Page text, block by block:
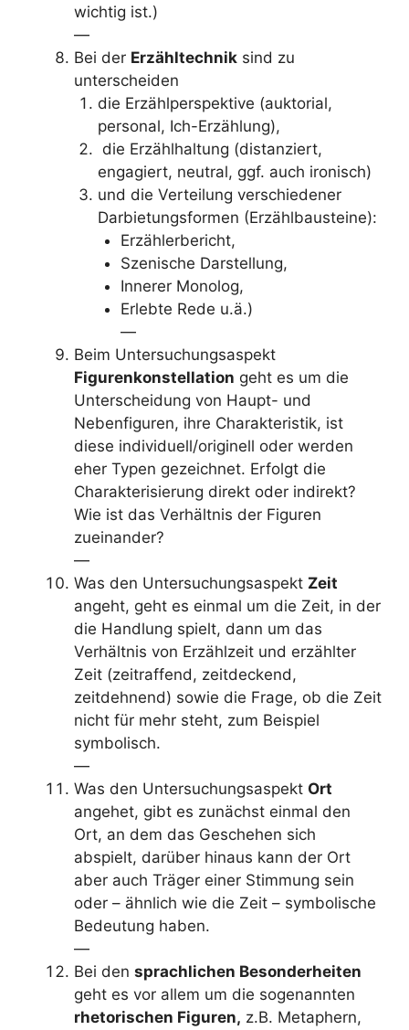
wichtig ist.)
—
Bei der Erzähltechnik sind zu
unterscheiden
die Erzählperspektive (auktorial,
personal, Ich-Erzählung),
die Erzählhaltung (distanziert,
engagiert, neutral, ggf. auch ironisch)
und die Verteilung verschiedener
Darbietungsformen (Erzählbausteine):
Erzählerbericht,
Szenische Darstellung,
Innerer Monolog,
Erlebte Rede u.ä.)
—
Beim Untersuchungsaspekt
Figurenkonstellation geht es um die
Unterscheidung von Haupt- und
Nebenfiguren, ihre Charakteristik, ist
diese individuell/originell oder werden
eher Typen gezeichnet. Erfolgt die
Charakterisierung direkt oder indirekt?
Wie ist das Verhältnis der Figuren
zueinander?
—
Was den Untersuchungsaspekt Zeit
angeht, geht es einmal um die Zeit, in der
die Handlung spielt, dann um das
Verhältnis von Erzählzeit und erzählter
Zeit (zeitraffend, zeitdeckend,
zeitdehnend) sowie die Frage, ob die Zeit
nicht für mehr steht, zum Beispiel
symbolisch.
—
Was den Untersuchungsaspekt Ort
angehet, gibt es zunächst einmal den
Ort, an dem das Geschehen sich
abspielt, darüber hinaus kann der Ort
aber auch Träger einer Stimmung sein
oder – ähnlich wie die Zeit – symbolische
Bedeutung haben.
—
Bei den sprachlichen Besonderheiten
geht es vor allem um die sogenannten
rhetorischen Figuren, z.B. Metaphern,